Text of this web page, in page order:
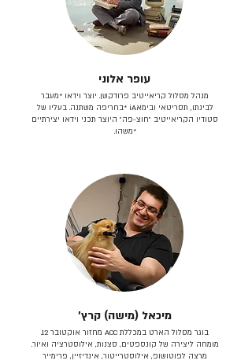
עופר אלוני
מנהל מסלול קריאייטיב פרודקשן. יוצר וידאו *מעבר
לבינתו, תסריטאי וב​ימאiA‎ *בחריפה משתנה. בעליו של
סטודיו הקריאייטיב ״חוצ-פה״ היוצר תכני וידאו יצירתיים
*משהו.
מיכאל (מישה) קרץ׳
בוגר מסלול הארט במכללת ACC מחזור אוקטובר 12.
מומחה ליצירה של קונספטים, סצנות, אילוסטרציה ואיור.
מרצה לפוטושופ, אילוסטרייטור, אינדיזיין, פרימייר